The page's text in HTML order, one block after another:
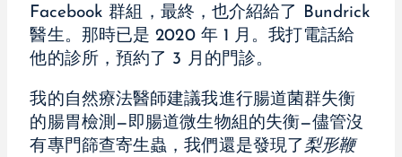
Facebook 群組，最終，也介紹給了 Bundrick
醫生。那時已是 2020 年 1 月。我打電話給
他的診所，預約了 3 月的門診。
我的自然療法醫師建議我進行腸道菌群失衡
的腸胃檢測—即腸道微生物組的失衡—儘管沒
有專門篩查寄生蟲，我們還是發現了梨形鞭